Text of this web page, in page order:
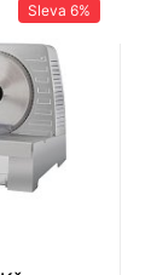
Sleva 6%